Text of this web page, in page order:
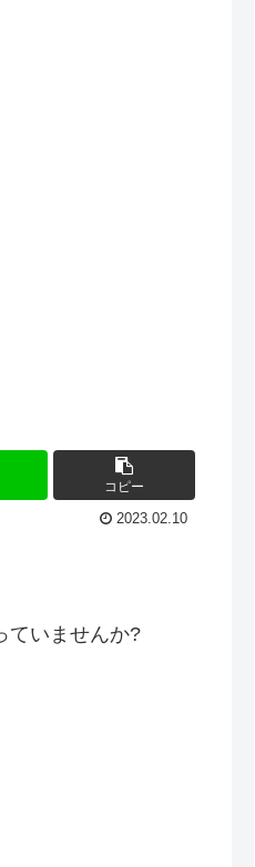
コピー
2023.02.10
ていませんか?